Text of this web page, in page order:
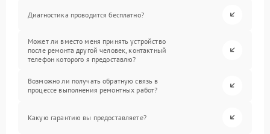
Диагностика проводится бесплатно?
Может ли вместо меня принять устройство
после ремонта другой человек, контактный
телефон которого я предоставлю?
Возможно ли получать обратную связь в
процессе выполнения ремонтных работ?
Какую гарантию вы предоставляете?